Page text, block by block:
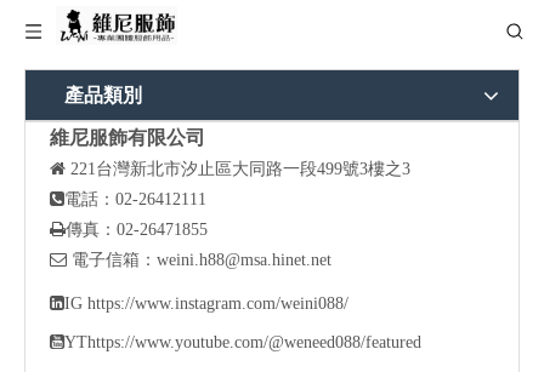
產品類別
維尼服飾有限公司
 221台灣新北市汐止區大同路一段499號3樓之3
電話：02-26412111
傳真：02-26471855
 電子信箱： weini.h88@msa.hinet.net
IG https://www.instagram.com/weini088/
YThttps://www.youtube.com/@weneed088/featured